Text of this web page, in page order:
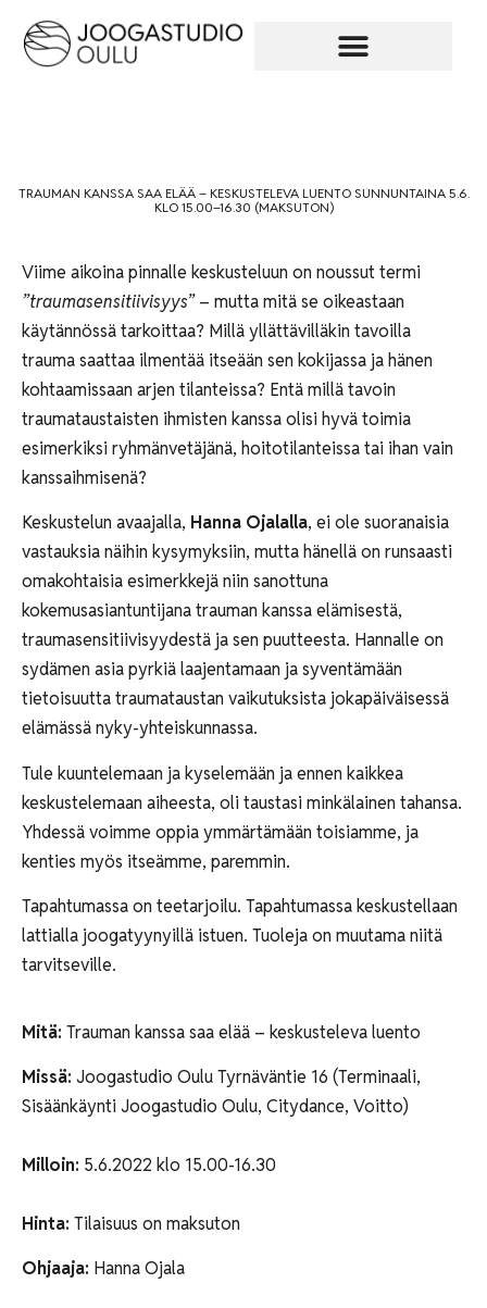
TRAUMAN KANSSA SAA ELÄÄ – KESKUSTELEVA LUENTO SUNNUNTAINA 5.6.
KLO 15.00–16.30 (MAKSUTON)
Viime aikoina pinnalle keskusteluun on noussut termi
”traumasensitiivisyys”– mutta mitä se oikeastaan
käytännössä tarkoittaa? Millä yllättävilläkin tavoilla
trauma saattaa ilmentää itseään sen kokijassa ja hänen
kohtaamissaan arjen tilanteissa? Entä millä tavoin
traumataustaisten ihmisten kanssa olisi hyvä toimia
esimerkiksi ryhmänvetäjänä, hoitotilanteissa tai ihan vain
kanssaihmisenä?
Keskustelun avaajalla, Hanna Ojalalla, ei ole suoranaisia
vastauksia näihin kysymyksiin, mutta hänellä on runsaasti
omakohtaisia esimerkkejä niin sanottuna
kokemusasiantuntijana trauman kanssa elämisestä,
traumasensitiivisyydestä ja sen puutteesta. Hannalle on
sydämen asia pyrkiä laajentamaan ja syventämään
tietoisuutta traumataustan vaikutuksista jokapäiväisessä
elämässä nyky-yhteiskunnassa.
Tule kuuntelemaan ja kyselemään ja ennen kaikkea
keskustelemaan aiheesta, oli taustasi minkälainen tahansa.
Yhdessä voimme oppia ymmärtämään toisiamme, ja
kenties myös itseämme, paremmin.
Tapahtumassa on teetarjoilu. Tapahtumassa keskustellaan
lattialla joogatyynyillä istuen. Tuoleja on muutama niitä
tarvitseville.
Mitä: Trauman kanssa saa elää – keskusteleva luento
Missä: Joogastudio Oulu Tyrnäväntie 16 (Terminaali,
Sisäänkäynti Joogastudio Oulu, Citydance, Voitto)
Milloin: 5.6.2022 klo 15.00-16.30
Hinta: Tilaisuus on maksuton
Ohjaaja: Hanna Ojala